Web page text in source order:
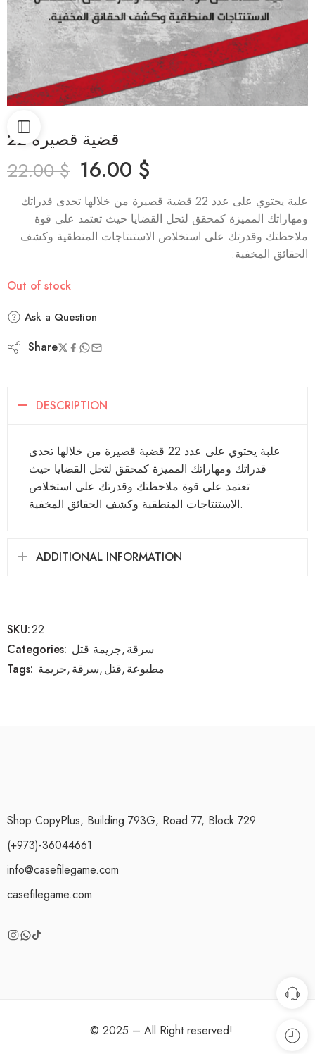
22 قضية قصيرة
22.00$ 16.00 $
علبة يحتوي على عدد 22 قضية قصيرة من خلالها تحدى قدراتك
ومهاراتك المميزة كمحقق لتحل القضايا حيث تعتمد على قوة
ملاحظتك وقدرتك على استخلاص الاستنتاجات المنطقية وكشف
الحقائق المخفية.
Out of stock
Ask a Question
Share
DESCRIPTION
علبة يحتوي على عدد 22 قضية قصيرة من خلالها تحدى
قدراتك ومهاراتك المميزة كمحقق لتحل القضايا حيث
تعتمد على قوة ملاحظتك وقدرتك على استخلاص
الاستنتاجات المنطقية وكشف الحقائق المخفية.
ADDITIONAL INFORMATION
SKU:22
Categories: جريمة قتل,سرقة
Tags: جريمة,سرقة,قتل,مطبوعة
Shop CopyPlus, Building 793G, Road 77, Block 729.
(+973)-36044661
info@casefilegame.com
casefilegame.com
© 2025 – All Right reserved!